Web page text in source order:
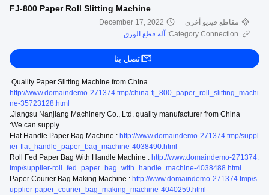
FJ-800 Paper Roll Slitting Machine
مقاطع فيديو أخرى
December 17, 2022
Category Connection:
آلة قطع الورق
اتصل بنا
Quality Paper Slitting Machine from China.
http://www.domaindemo-271374.tmp/china-fj_800_paper_roll_slitting_machi
ne-35723128.html
Jiangsu Nanjiang Machinery Co., Ltd. quality manufacturer from China.
We can supply:
Flat Handle Paper Bag Machine : http://www.domaindemo-271374.tmp/suppl
ier-flat_handle_paper_bag_machine-4038490.html
Roll Fed Paper Bag With Handle Machine : http://www.domaindemo-271374.
tmp/supplier-roll_fed_paper_bag_with_handle_machine-4038488.html
Paper Courier Bag Making Machine : http://www.domaindemo-271374.tmp/s
upplier-paper_courier_bag_making_machine-4040259.html